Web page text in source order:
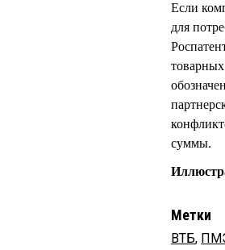
Если
для
товарных
суммы.
Метки
ВТБ,